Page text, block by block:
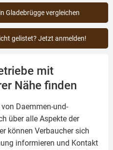
Gladebrügge vergleichen
gelistet? Jetzt anmelden!
mit
Nähe finden
Daemmen-und-
über alle Aspekte der
können Verbaucher sich
informieren und Kontakt